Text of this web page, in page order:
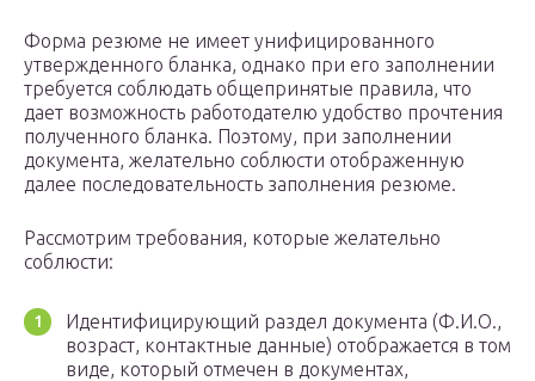
Форма резюме не имеет унифицированного
утвержденного бланка, однако при его заполнении
требуется соблюдать общепринятые правила, что
дает возможность работодателю удобство прочтения
полученного бланка. Поэтому, при заполнении
документа, желательно соблюсти отображенную
далее последовательность заполнения резюме.
Рассмотрим требования, которые желательно
соблюсти:
Идентифицирующий раздел документа (Ф.И.О.,
возраст, контактные данные) отображается в том
виде, который отмечен в документах,